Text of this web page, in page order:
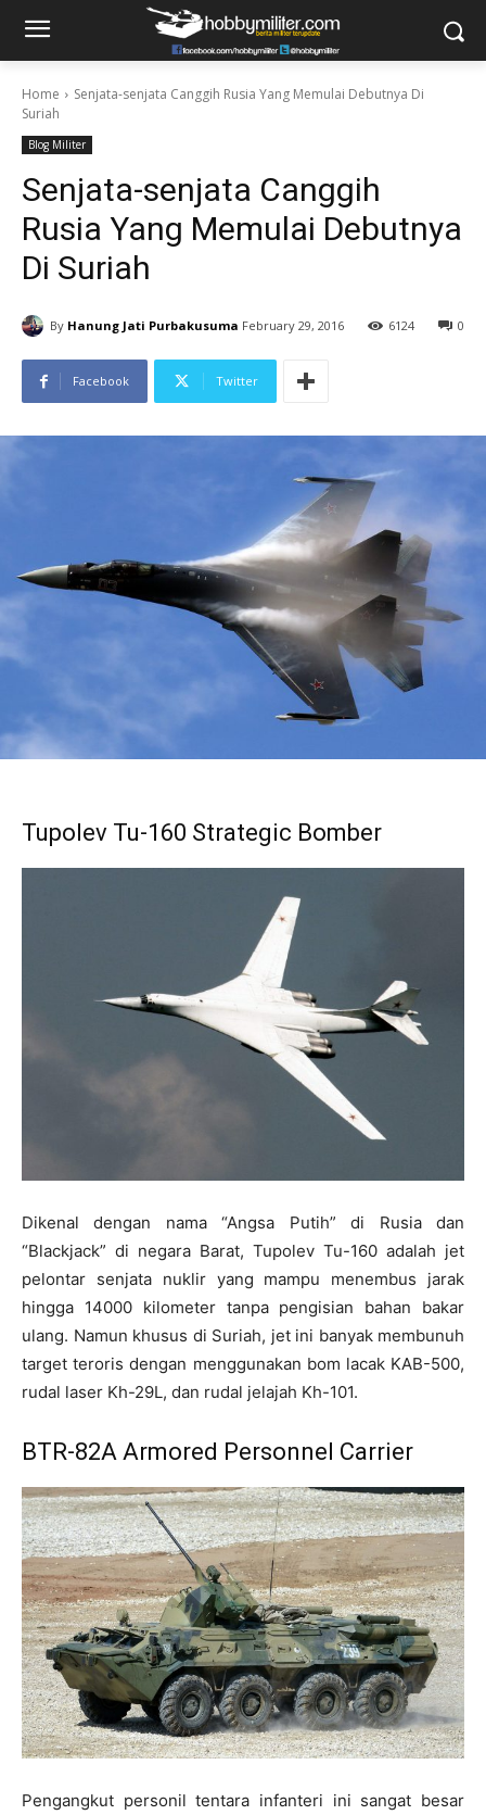
Home
Senjata-senjata Canggih Rusia Yang Memulai Debutnya Di
Suriah
Blog Militer
Senjata-senjata Canggih
Rusia Yang Memulai Debutnya
Di Suriah
By Hanung Jati Purbakusuma February 29, 2016 0
6124
Facebook Twitter
Tupolev Tu-160 Strategic Bomber
Dikenal dengan nama “Angsa Putih” di Rusia dan
“Blackjack” di negara Barat, Tupolev Tu-160 adalah jet
pelontar senjata nuklir yang mampu menembus jarak
hingga 14000 kilometer tanpa pengisian bahan bakar
ulang. Namun khusus di Suriah, jet ini banyak membunuh
target teroris dengan menggunakan bom lacak KAB-500,
rudal laser Kh-29L, dan rudal jelajah Kh-101.
BTR-82A Armored Personnel Carrier
Pengangkut personil tentara infanteri ini sangat besar